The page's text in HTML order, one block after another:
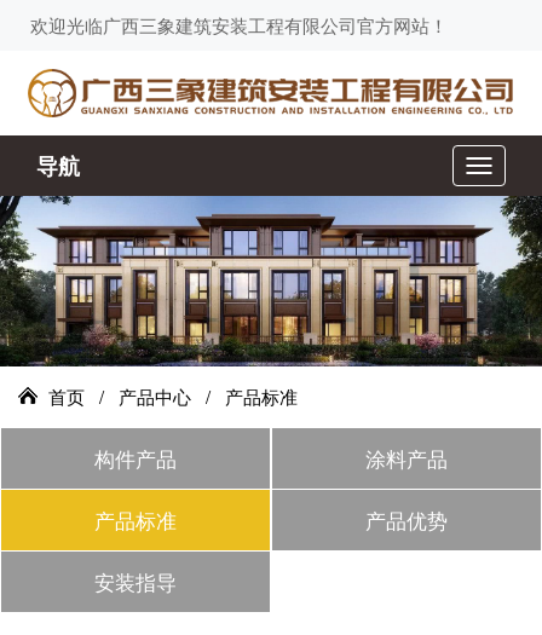
欢迎光临广西三象建筑安装工程有限公司官方网站！
切
换
航
导航
首页 / 产品中心 / 产品标准
构件产品 涂料产品
产品标准 产品优势
安装指导